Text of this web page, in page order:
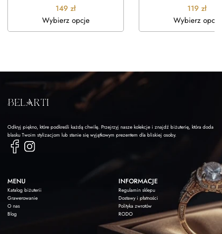
149 zł
Wybierz opcje
119 zł
Wybierz opcje
Odkryj piękno, które podkreśli każdą chwilę. Przejrzyj nasze kolekcje i znajdź biżuterię, która doda
blasku Twoim stylizacjom lub stanie się wyjątkowym prezentem dla bliskiej osoby.
MENU
Katalog biżuterii
Grawerowanie
O nas
Blog
INFORMACJE
Regulamin sklepu
Dostawy i płatności
Polityka zwrotów
RODO